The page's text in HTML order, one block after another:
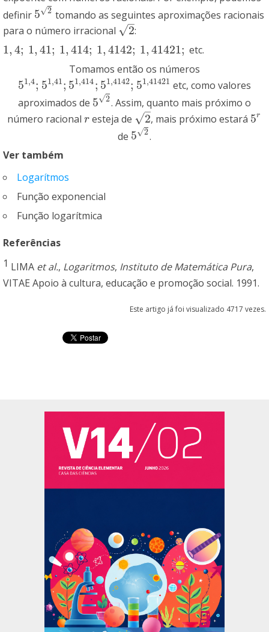
definir 5 2
√
52
tomando as seguintes aproximações racionais
para o número irracional
2
–
√
2 :
1, 4; 1, 41; 1, 414; 1, 4142; 1, 41421;
1,4;1 41 1,414;1 ,4142 1,41421;
etc.
Tomamos então os números
51,4; 51,41; 51,414; 51,4142; 51,41421
51,4; 51,41;51,414;5 1,4142;51,41421 etc, como valores
aproximados de 5 2
√
52 . Assim, quanto mais próximo o
número racionalr
r esteja de 2
–
√
2 , mais próximo estará 5r
5r
de 5 2
√
52 .
Ver também
Logarítmos
Função exponencial
Função logarítmica
Referências
1 LIMA et al., Logaritmos, Instituto de Matemática Pura,
VITAE Apoio à cultura, educação e promoção social. 1991.
Este artigo já foi visualizado 4717 vezes.